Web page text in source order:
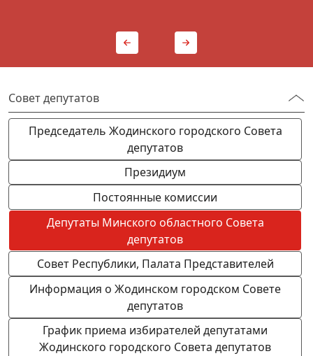
Совет депутатов
Председатель Жодинского городского Совета
депутатов
Президиум
Постоянные комиссии
Депутаты Минского областного Совета
депутатов
Совет Республики, Палата Представителей
Информация о Жодинском городском Совете
депутатов
График приема избирателей депутатами
Жодинского городского Совета депутатов